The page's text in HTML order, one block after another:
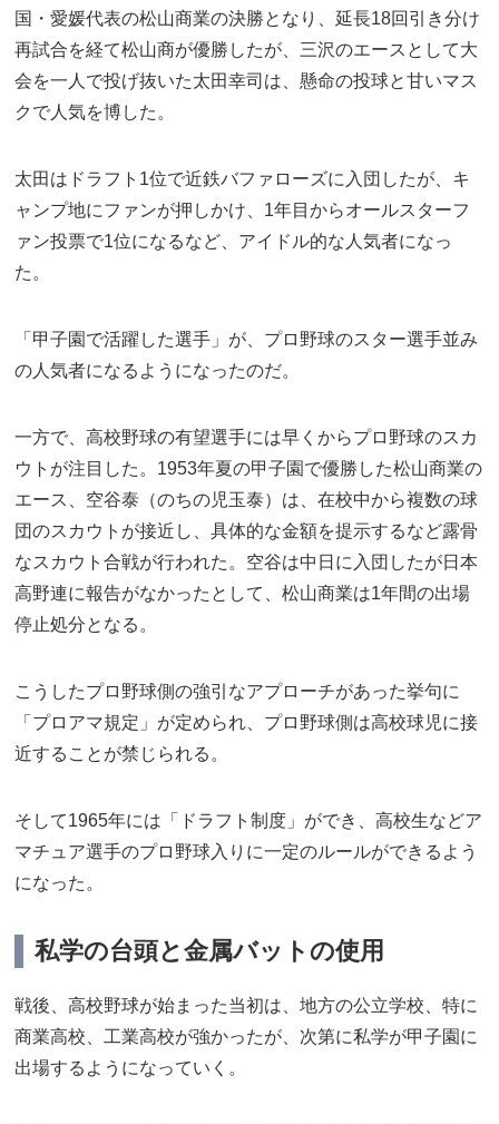
国・愛媛代表の松山商業の決勝となり、延長18回引き分け
再試合を経て松山商が優勝したが、三沢のエースとして大
会を一人で投げ抜いた太田幸司は、懸命の投球と甘いマス
クで人気を博した。
太田はドラフト1位で近鉄バファローズに入団したが、キ
ャンプ地にファンが押しかけ、1年目からオールスターフ
ァン投票で1位になるなど、アイドル的な人気者になっ
た。
「甲子園で活躍した選手」が、プロ野球のスター選手並み
の人気者になるようになったのだ。
一方で、高校野球の有望選手には早くからプロ野球のスカ
ウトが注目した。1953年夏の甲子園で優勝した松山商業の
エース、空谷泰（のちの児玉泰）は、在校中から複数の球
団のスカウトが接近し、具体的な金額を提示するなど露骨
なスカウト合戦が行われた。空谷は中日に入団したが日本
高野連に報告がなかったとして、松山商業は1年間の出場
停止処分となる。
こうしたプロ野球側の強引なアプローチがあった挙句に
「プロアマ規定」が定められ、プロ野球側は高校球児に接
近することが禁じられる。
そして1965年には「ドラフト制度」ができ、高校生などア
マチュア選手のプロ野球入りに一定のルールができるよう
になった。
私学の台頭と金属バットの使用
戦後、高校野球が始まった当初は、地方の公立学校、特に
商業高校、工業高校が強かったが、次第に私学が甲子園に
出場するようになっていく。